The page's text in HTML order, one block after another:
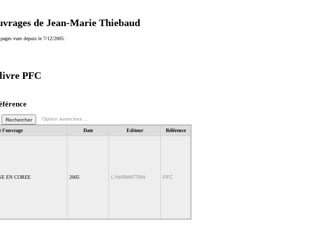
de Jean-Marie Thiebaud
pages vues depuis le 7/12/2005.
PFC
Option avancées ...
l'ouvrage Date Editeur Référence
EN COREE 2005 L'HARMATTAN PFC